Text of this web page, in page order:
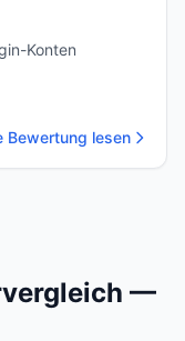
Konten
Bewertung lesen
—